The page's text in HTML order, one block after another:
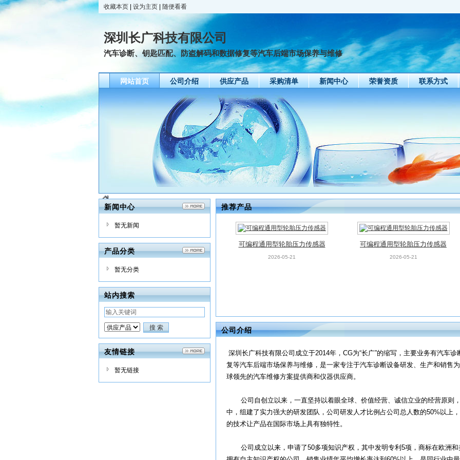
收藏本页 设为主页 随便看看
深圳长广科技有限公司
汽车诊断、钥匙匹配、防盗解码和数据修复等汽车后端市场保养与维修
网站首页 公司介绍 供应产品 采购清单 新闻中心 荣誉资质 联系方式
新闻中心
暂无新闻
产品分类
暂无分类
站内搜索
友情链接
暂无链接
推荐产品
可编程通用型轮胎压力传感器
2026-05-21
可编程通用型轮胎压力传感器
2026-05-21
公司介绍
深圳长广科技有限公司成立于2014年，CG为“长广”的缩写，主要业务有汽车
复等汽车后端市场保养与维修，是一家专注于汽车诊断设备研发、生产和销售
球领先的汽车维修方案提供商和仪器供应商。
公司自创立以来，一直坚持以着眼全球、价值经营、诚信立业的经营原则
中，组建了实力强大的研发团队，公司研发人才比例占公司总人数的50%以上
的技术让产品在国际市场上具有独特性。
公司成立以来，申请了50多项知识产权，其中发明专利5项，商标在欧洲和